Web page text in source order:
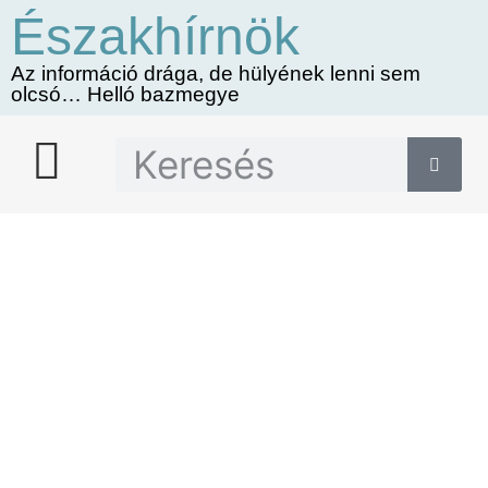
Északhírnök
Az információ drága, de hülyének lenni sem
olcsó… Helló bazmegye